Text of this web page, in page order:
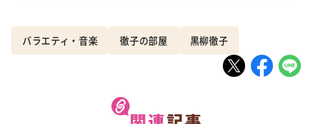
バラエティ・音楽 徹子の部屋 黒柳徹子